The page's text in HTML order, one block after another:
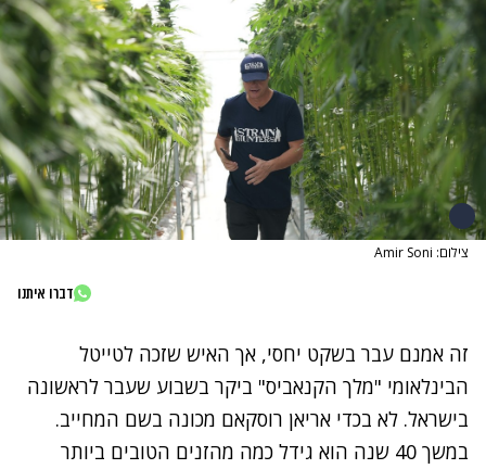
צילום: Amir Soni
דברו איתנו
זה אמנם עבר בשקט יחסי, אך האיש שזכה לטייטל
הבינלאומי "מלך הקנאביס" ביקר בשבוע שעבר לראשונה
בישראל. לא בכדי אריאן רוסקאם מכונה בשם המחייב.
במשך 40 שנה הוא גידל כמה מהזנים הטובים ביותר